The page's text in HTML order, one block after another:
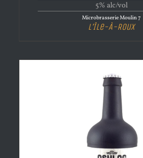
5% alc/vol
Microbrasserie Moulin 7
L’Île-À-Roux